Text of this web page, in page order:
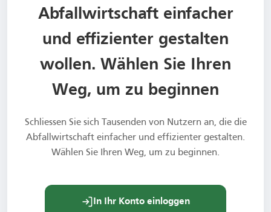
Abfallwirtschaft einfacher
und effizienter gestalten
wollen. Wählen Sie Ihren
Weg, um zu beginnen
Schliessen Sie sich Tausenden von Nutzern an, die die
Abfallwirtschaft einfacher und effizienter gestalten.
Wählen Sie Ihren Weg, um zu beginnen.
In Ihr Konto einloggen